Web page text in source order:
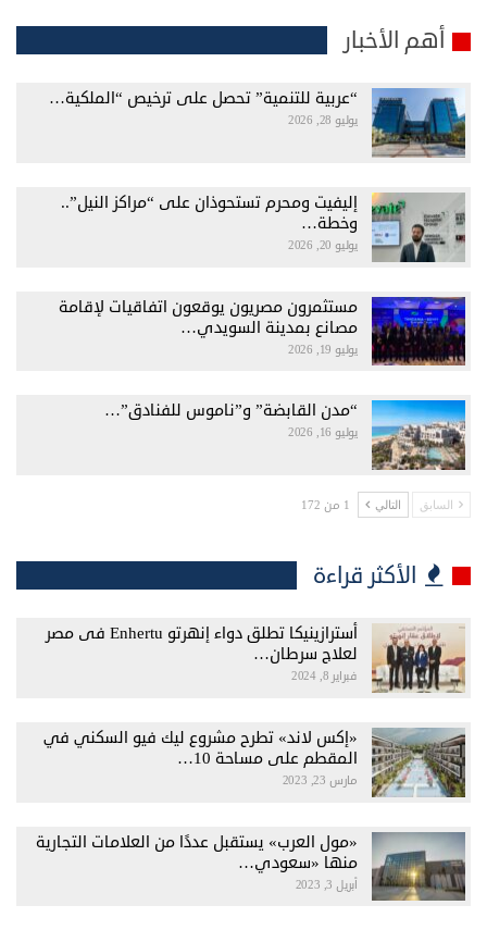
أهم الأخبار
“عربية للتنمية” تحصل على ترخيص “الملكية…
يوليو 28, 2026
إليفيت ومحرم تستحوذان على “مراكز النيل”..
وخطة…
يوليو 20, 2026
مستثمرون مصريون يوقعون اتفاقيات لإقامة
مصانع بمدينة السويدي…
يوليو 19, 2026
“مدن القابضة” و”ناموس للفنادق”…
يوليو 16, 2026
السابق التالي 1 من 172
الأكثر قراءة
أسترازينيكا تطلق دواء إنهرتو Enhertu فى مصر
لعلاج سرطان…
فبراير 8, 2024
«إكس لاند» تطرح مشروع ليك فيو السكني في
المقطم على مساحة 10…
مارس 23, 2023
«مول العرب» يستقبل عددًا من العلامات التجارية
منها «سعودي…
أبريل 3, 2023